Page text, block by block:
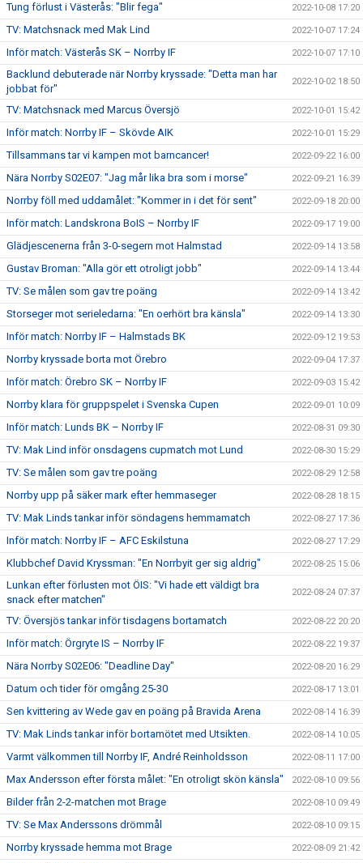
Tung förlust i Västerås: "Blir fega" 2022-10-08 17:20
TV: Matchsnack med Mak Lind 2022-10-07 17:24
Inför match: Västerås SK – Norrby IF 2022-10-07 17:10
Backlund debuterade när Norrby kryssade: "Detta man har
jobbat för"
2022-10-02 18:50
TV: Matchsnack med Marcus Översjö 2022-10-01 15:42
Inför match: Norrby IF – Skövde AIK 2022-10-01 15:29
Tillsammans tar vi kampen mot barncancer! 2022-09-22 16:00
Nära Norrby S02E07: "Jag mår lika bra som i morse" 2022-09-21 16:39
Norrby föll med uddamålet: "Kommer in i det för sent" 2022-09-18 20:00
Inför match: Landskrona BoIS – Norrby IF 2022-09-17 19:00
Glädjescenerna från 3-0-segern mot Halmstad 2022-09-14 13:58
Gustav Broman: "Alla gör ett otroligt jobb" 2022-09-14 13:44
TV: Se målen som gav tre poäng 2022-09-14 13:42
Storseger mot serieledarna: "En oerhört bra känsla" 2022-09-14 13:30
Inför match: Norrby IF – Halmstads BK 2022-09-12 19:53
Norrby kryssade borta mot Örebro 2022-09-04 17:37
Inför match: Örebro SK – Norrby IF 2022-09-03 15:42
Norrby klara för gruppspelet i Svenska Cupen 2022-09-01 10:09
Inför match: Lunds BK – Norrby IF 2022-08-31 09:30
TV: Mak Lind inför onsdagens cupmatch mot Lund 2022-08-30 15:29
TV: Se målen som gav tre poäng 2022-08-29 12:58
Norrby upp på säker mark efter hemmaseger 2022-08-28 18:15
TV: Mak Linds tankar inför söndagens hemmamatch 2022-08-27 17:36
Inför match: Norrby IF – AFC Eskilstuna 2022-08-27 17:29
Klubbchef David Kryssman: "En Norrbyit ger sig aldrig" 2022-08-25 15:06
Lunkan efter förlusten mot ÖIS: "Vi hade ett väldigt bra
snack efter matchen"
2022-08-24 07:37
TV: Översjös tankar inför tisdagens bortamatch 2022-08-22 20:20
Inför match: Örgryte IS – Norrby IF 2022-08-22 19:37
Nära Norrby S02E06: "Deadline Day" 2022-08-20 16:29
Datum och tider för omgång 25-30 2022-08-17 13:01
Sen kvittering av Wede gav en poäng på Bravida Arena 2022-08-14 16:39
TV: Mak Linds tankar inför bortamötet med Utsikten. 2022-08-14 10:05
Varmt välkommen till Norrby IF, André Reinholdsson 2022-08-11 17:00
Max Andersson efter första målet: "En otroligt skön känsla" 2022-08-10 09:56
Bilder från 2-2-matchen mot Brage 2022-08-10 09:49
TV: Se Max Anderssons drömmål 2022-08-10 09:15
Norrby kryssade hemma mot Brage 2022-08-09 21:42